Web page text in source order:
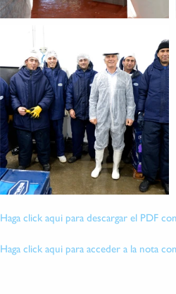
Haga click aqui para descargar el PDF
Haga click aqui para acceder a la nota